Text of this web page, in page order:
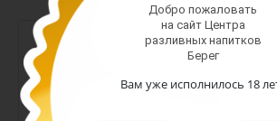
Добро пожаловать
на сайт Центра
разливных напитков
Берег
Вам уже исполнилось 18